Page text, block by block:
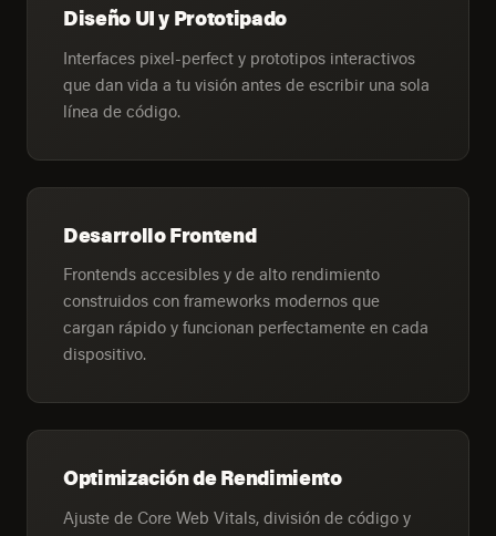
Diseño UI y Prototipado
Interfaces pixel-perfect y prototipos interactivos
que dan vida a tu visión antes de escribir una sola
línea de código.
Desarrollo Frontend
Frontends accesibles y de alto rendimiento
construidos con frameworks modernos que
cargan rápido y funcionan perfectamente en cada
dispositivo.
Optimización de Rendimiento
Ajuste de Core Web Vitals, división de código y